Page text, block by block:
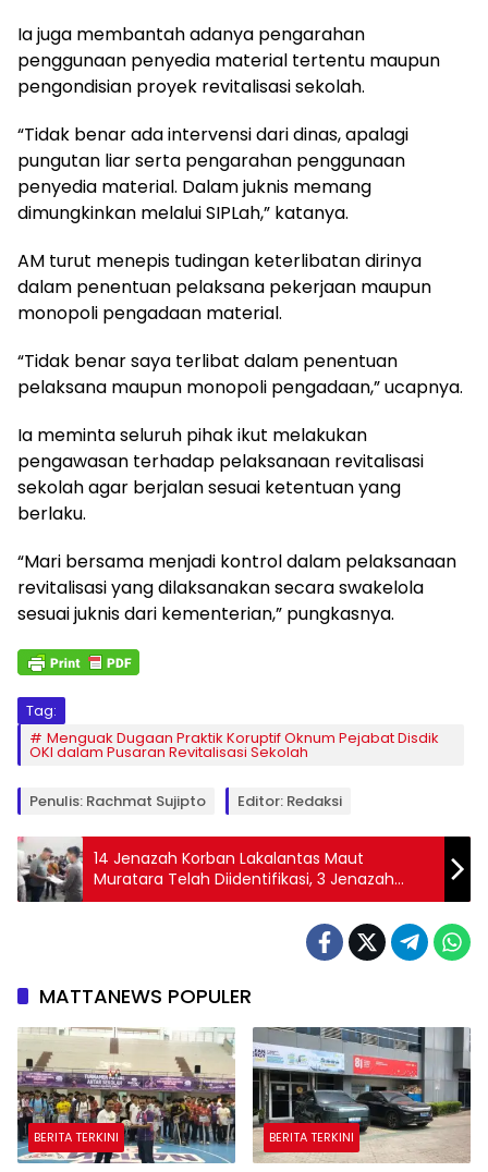
Ia juga membantah adanya pengarahan
penggunaan penyedia material tertentu maupun
pengondisian proyek revitalisasi sekolah.
“Tidak benar ada intervensi dari dinas, apalagi
pungutan liar serta pengarahan penggunaan
penyedia material. Dalam juknis memang
dimungkinkan melalui SIPLah,” katanya.
AM turut menepis tudingan keterlibatan dirinya
dalam penentuan pelaksana pekerjaan maupun
monopoli pengadaan material.
“Tidak benar saya terlibat dalam penentuan
pelaksana maupun monopoli pengadaan,” ucapnya.
Ia meminta seluruh pihak ikut melakukan
pengawasan terhadap pelaksanaan revitalisasi
sekolah agar berjalan sesuai ketentuan yang
berlaku.
“Mari bersama menjadi kontrol dalam pelaksanaan
revitalisasi yang dilaksanakan secara swakelola
sesuai juknis dari kementerian,” pungkasnya.
Tag:
Menguak Dugaan Praktik Koruptif Oknum Pejabat Disdik
OKI dalam Pusaran Revitalisasi Sekolah
Penulis: Rachmat Sujipto Editor: Redaksi
14 Jenazah Korban Lakalantas Maut
Muratara Telah Diidentifikasi, 3 Jenazah
Masih Diperiksa
MATTANEWS POPULER
BERITA TERKINI BERITA TERKINI